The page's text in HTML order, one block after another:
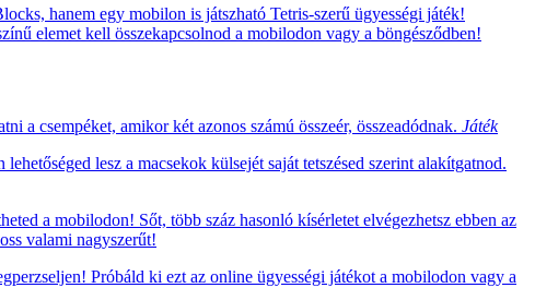
hanem egy mobilon is játszható Tetris-szerű ügyességi játék!
elemet kell összekapcsolnod a mobilodon vagy a böngésződben!
a csempéket, amikor két azonos számú összeér, összeadódnak. Játék
lesz a macsekok külsejét saját tetszésed szerint alakítgatnod.
a mobilodon! Sőt, több száz hasonló kísérletet elvégezhetsz ebben az
valami nagyszerűt!
Próbáld ki ezt az online ügyességi játékot a mobilodon vagy a